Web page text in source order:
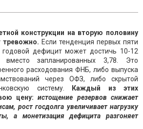
конструкции на вторую половину
тревожно. Если тенденция первых пяти
годовой дефицит может достичь 10-12
вместо запланированных 3,78. Это
расходования ФНБ, либо выпуска
через ОФЗ, либо скрытой
систему.
Каждый из этих
цену: истощение резервов снижает
рост госдолга увеличивает нагрузку
а монетизация дефицита разгоняет